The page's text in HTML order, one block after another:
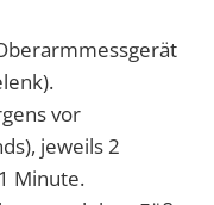
vor
jeweils 2
Minute.